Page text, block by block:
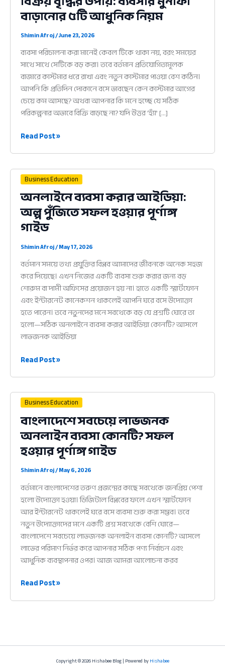
বাড়ানোর ৫টি আধুনিক নিয়ম
Shimin Afroj/June 23, 2026
ব্যবসা পরিচালনা করা মানেই কেবল টিকে থাকা নয়, বরং সময়ের
সাথে সাথে সেটিকে বড় করা। তবে বর্তমান প্রতিযোগিতামূলক
বাজারে কাস্টমার ধরে রাখা এবং নতুন কাস্টমার পাওয়া বেশ কঠিন।
আপনি কি প্রতিদিন দোকানে বসে ভাবছেন কেন কাস্টমার আগের
চেয়ে কম আসছে? অথবা আপনার কি মনে হচ্ছে যে সঠিক
পরিকল্পনার অভাবে বিক্রি বাড়ছে না? যদি উত্তর ‘হ্যাঁ’ […]
বিক্রয়
ব্যবসার
মুনাফা
বাড়ানোর
৫টি
আধুনিক
নিয়ম
Read Post »
Business Education
অনলাইনে ব্যবসা করার আইডিয়া:
অল্প পুঁজিতে সফল হওয়ার পূর্ণাঙ্গ
গাইড
Shimin Afroj/May 17, 2026
বর্তমান সময়ে তথ্য প্রযুক্তির বিপ্লব আমাদের জীবনকে অনেক সহজ
করে দিয়েছে। এখন নিজের একটি ব্যবসা শুরু করার জন্য বড়
শোরুম বা দামী অফিসের প্রয়োজন হয় না। হাতে একটি স্মার্টফোন
এবং ইন্টারনেট কানেকশন থাকলেই আপনি ঘরে বসে উদ্যোক্তা
হতে পারেন। তবে নতুনদের মনে সবথেকে বড় যে প্রশ্নটি ঘোরে তা
হলো—সঠিক অনলাইনে ব্যবসা করার আইডিয়া কোনটি? আসলে
লাভজনক আইডিয়া
অনলাইনে
আইডিয়া:
অল্প
পুঁজিতে
সফল
হওয়ার
পূর্ণাঙ্গ
গাইড
Read Post »
Business Education
বাংলাদেশে সবচেয়ে লাভজনক
অনলাইন ব্যবসা কোনটি? সফল
হওয়ার পূর্ণাঙ্গ গাইড
Shimin Afroj/May 6, 2026
বর্তমানে বাংলাদেশের তরুণ প্রজন্মের কাছে সবথেকে জনপ্রিয় পেশা
হলো উদ্যোক্তা হওয়া। ডিজিটাল বিপ্লবের ফলে এখন স্মার্টফোন
আর ইন্টারনেট থাকলেই ঘরে বসে ব্যবসা শুরু করা সম্ভব। তবে
নতুন উদ্যোক্তাদের মনে একটি প্রশ্ন সবথেকে বেশি ঘোরে—
বাংলাদেশে সবচেয়ে লাভজনক অনলাইন ব্যবসা কোনটি? আসলে
লাভের পরিমাণ নির্ভর করে আপনার সঠিক পণ্য নির্বাচন এবং
আধুনিক ব্যবস্থাপনার ওপর। আজ আমরা আলোচনা করব
বাংলাদেশে
কোনটি?
Read Post »
Copyright © 2026 Hishabee Blog | Powered byHishabee